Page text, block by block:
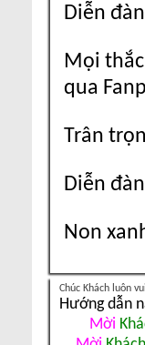
Diễn
Mọi
qua
Trân
Diễn
Non
Chúc Khách luôn
Hướng dẫn
Mời